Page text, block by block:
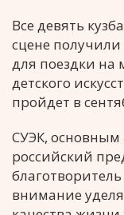
Все девять
сцене
для поездки на
детского
пройдет в
СУЭК, основным
российский
внимание